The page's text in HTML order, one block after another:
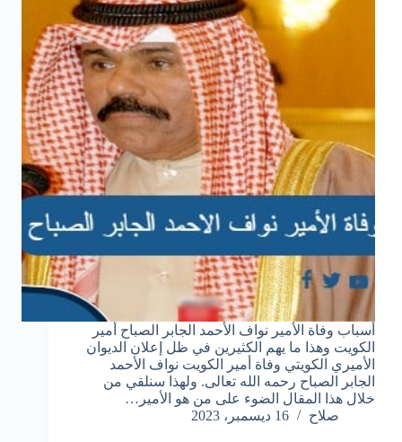
أسباب وفاة الأمير نواف الأحمد الجابر الصباح أمير
الكويت وهذا ما يهم الكثيرين في ظل إعلان الديوان
الأميري الكويتي وفاة أمير الكويت نواف الأحمد
الجابر الصباح رحمه الله تعالى. ولهذا سنلقي من
خلال هذا المقال الضوء على من هو الأمير…
صلاح
16 ديسمبر، 2023